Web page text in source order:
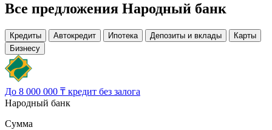
Все предложения Народный банк
Кредиты Автокредит Ипотека Депозиты и вклады
Карты
Бизнесу
До 8 000 000 ₸ кредит без залога
Народный банк
Сумма